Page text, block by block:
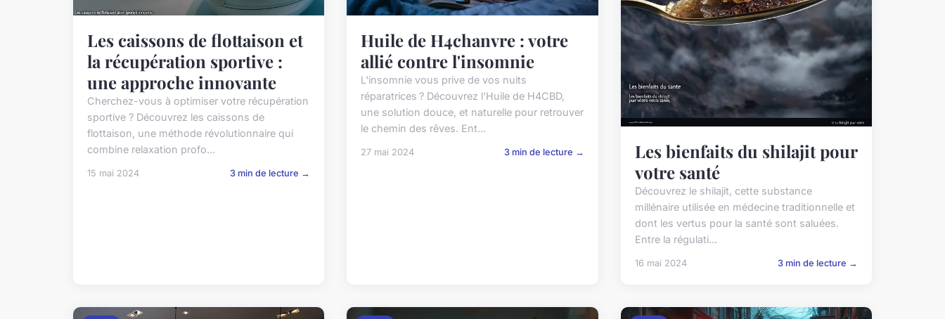
Les caissons de flottaison et
la récupération sportive :
une approche innovante
Cherchez-vous à optimiser votre récupération
sportive ? Découvrez les caissons de
flottaison, une méthode révolutionnaire qui
combine relaxation profo...
15 mai 2024 3 min de lecture →
Huile de H4chanvre : votre
allié contre l'insomnie
L'insomnie vous prive de vos nuits
réparatrices ? Découvrez l'Huile de H4CBD,
une solution douce, et naturelle pour retrouver
le chemin des rêves. Ent...
27 mai 2024 3 min de lecture →
Les bienfaits du shilajit pour
votre santé
Découvrez le shilajit, cette substance
millénaire utilisée en médecine traditionnelle et
dont les vertus pour la santé sont saluées.
Entre la régulati...
16 mai 2024 3 min de lecture →